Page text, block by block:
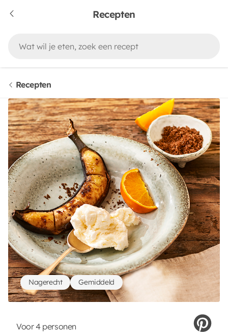
Recepten
Recepten
Voor 4 personen
Nagerecht Gemiddeld